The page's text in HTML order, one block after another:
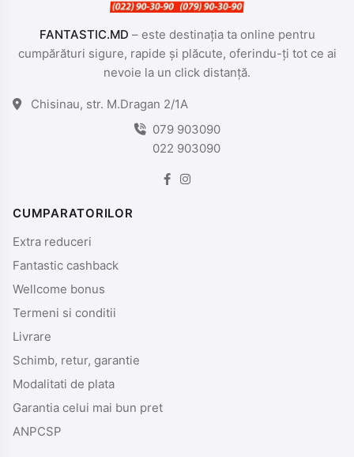
FANTASTIC.MD – este destinația ta online pentru
cumpărături sigure, rapide și plăcute, oferindu-ți tot ce ai
nevoie la un click distanță.
Chisinau, str. M.Dragan 2/1A
079 903090
022 903090
CUMPARATORILOR
Extra reduceri
Fantastic cashback
Wellcome bonus
Termeni si conditii
Livrare
Schimb, retur, garantie
Modalitati de plata
Garantia celui mai bun pret
ANPCSP